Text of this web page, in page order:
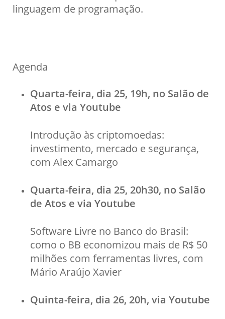
linguagem de programação.
Agenda
Quarta-feira, dia 25, 19h, no Salão de
Atos e via Youtube
Introdução às criptomoedas:
investimento, mercado e segurança,
com Alex Camargo
Quarta-feira, dia 25, 20h30, no Salão
de Atos e via Youtube
Software Livre no Banco do Brasil:
como o BB economizou mais de R$ 50
milhões com ferramentas livres, com
Mário Araújo Xavier
Quinta-feira, dia 26, 20h, via Youtube